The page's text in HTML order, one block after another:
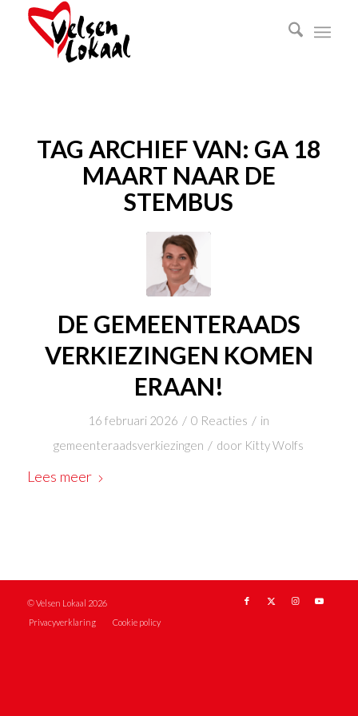
TAG ARCHIEF VAN: GA 18
MAART NAAR DE
STEMBUS
DE GEMEENTERAADS
VERKIEZINGEN KOMEN
ERAAN!
16 februari 2026 / 0 Reacties / in
gemeenteraadsverkiezingen / door Kitty Wolfs
Lees meer
© Velsen Lokaal 2026
Privacyverklaring
Cookie policy